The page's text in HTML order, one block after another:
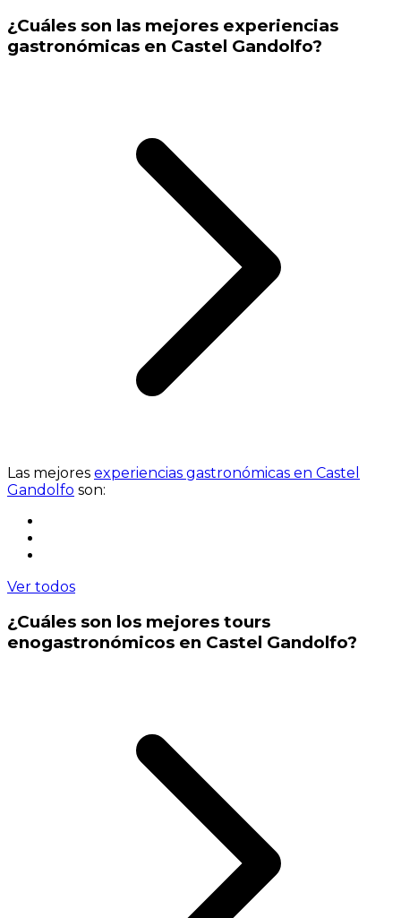
¿Cuáles son las mejores experiencias
gastronómicas en Castel Gandolfo?
Las mejores experiencias gastronómicas en Castel
Gandolfo son:
Ver todos
¿Cuáles son los mejores tours
enogastronómicos en Castel Gandolfo?